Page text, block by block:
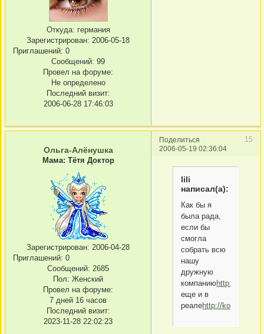
Откуда: германия
Зарегистрирован: 2006-05-18
Приглашений: 0
Сообщений: 99
Провел на форуме:
Не определено
Последний визит:
2006-06-28 17:46:03
Поделиться
15
2006-05-19 02:36:04
Ольга-Алёнушка
Мама: Тётя Доктор
Зарегистрирован: 2006-04-28
Приглашений: 0
Сообщений: 2685
Пол: Женский
Провел на форуме:
7 дней 16 часов
Последний визит:
2023-11-28 22:02:23
lili
написал(а):
Как бы я
была рада,
если бы
смогла
собрать всю
нашу
дружную
компаниюhttp://
еще и в
реалеhttp://